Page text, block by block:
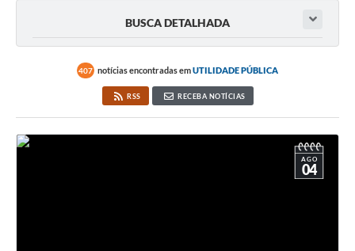
BUSCA DETALHADA
407 notícias encontradas emUTILIDADE PÚBLICA
RSS RECEBA NOTÍCIAS
AGO
04